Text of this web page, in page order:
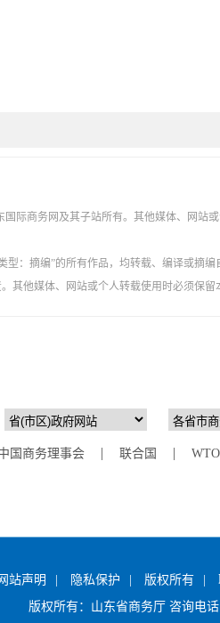
际商务网及其子站所有。其他媒体、网站
型：摘编”的所有作品，均转载、编译或摘
他媒体、网站或个人转载使用时必须保留
站声明 | 隐私保护 | 版权所有 |
版权所有：山东省商务厅 咨询电话